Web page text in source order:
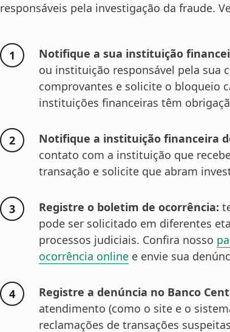
responsáveis pela investigação da fraude.
Notifique a sua instituição
ou instituição responsável pela sua
comprovantes e solicite o bloqueio
instituições financeiras têm
Notifique a instituição financeira
contato com a instituição que
transação e solicite que abram
Registre o boletim de ocorrência:
pode ser solicitado em diferentes
processos judiciais. Confira nosso
ocorrência online e envie sua
Registre a denúncia no Banco
atendimento (como o site e o
reclamações de transações